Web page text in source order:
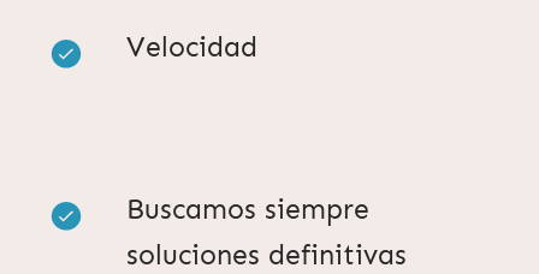
Velocidad
Buscamos siempre
soluciones definitivas